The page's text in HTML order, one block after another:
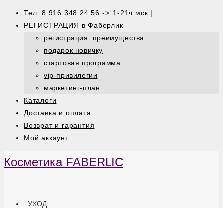
Тел. 8.916.348.24.56 ->11-21ч мск |
РЕГИСТРАЦИЯ в Фаберлик
регистрация: преимущества
подарок новичку
стартовая программа
vip-привилегии
маркетинг-план
Каталоги
Доставка и оплата
Возврат и гарантия
Мой аккаунт
Косметика FABERLIC
УХОД